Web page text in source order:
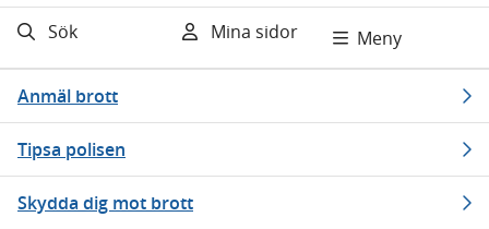
Sök Mina sidor Meny
Anmäl brott
Tipsa polisen
Skydda dig mot brott